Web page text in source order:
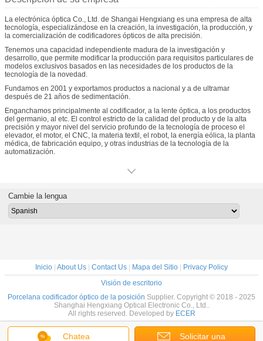
La electrónica óptica Co., Ltd. de Shangai Hengxiang es una empresa de alta
tecnología, especializándose en la creación, la investigación, la producción, y
la comercialización de codificadores ópticos de alta precisión.
Tenemos una capacidad independiente madura de la investigación y
desarrollo, que permite modificar la producción para requisitos particulares de
modelos exclusivos basados en las necesidades de los productos de la
tecnología de la novedad.
Fundamos en 2001 y exportamos productos a nacional y a de ultramar
después de 21 años de sedimentación.
Enganchamos principalmente al codificador, a la lente óptica, a los productos
del germanio, al etc. El control estricto de la calidad del producto y de la alta
precisión y mayor nivel del servicio profundo de la tecnología de proceso el
elevador, el motor, el CNC, la materia textil, el robot, la energía eólica, la planta
médica, de fabricación equipo, y otras industrias de la tecnología de la
automatización.
Chatea Solicitar una
Cambie la lengua
Inicio | About Us | Contact Us | Mapa del Sitio | Privacy Policy
Visión de escritorio
Porcelana codificador óptico de la posición Supplier. Copyright © 2018 - 2025
Shanghai Hengxiang Optical Electronic Co., Ltd..
All rights reserved. Developed by ECER